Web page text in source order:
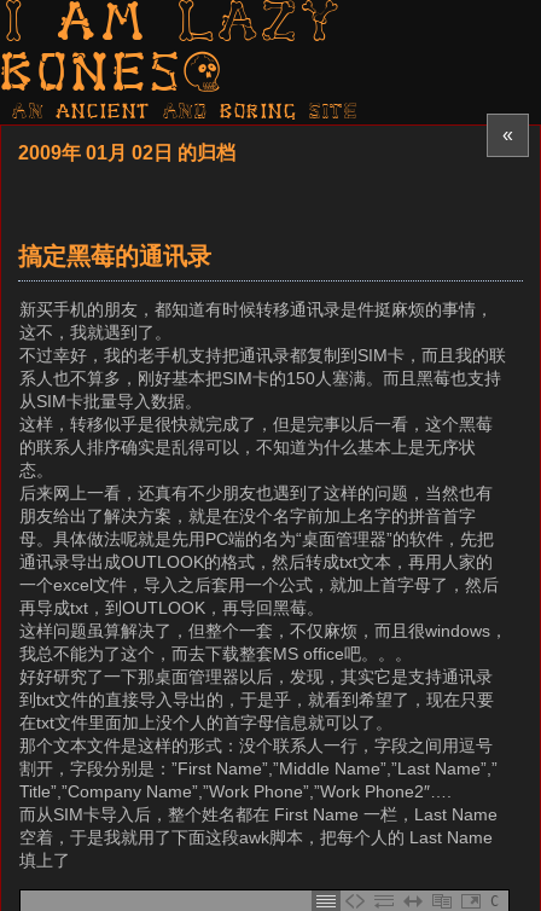
I am LAZY
bones?
AN ancient AND boring SITE
«
2009年 01月 02日 的归档
搞定黑莓的通讯录
新买手机的朋友，都知道有时候转移通讯录是件挺麻烦的事情，
这不，我就遇到了。
不过幸好，我的老手机支持把通讯录都复制到SIM卡，而且我的联
系人也不算多，刚好基本把SIM卡的150人塞满。而且黑莓也支持
从SIM卡批量导入数据。
这样，转移似乎是很快就完成了，但是完事以后一看，这个黑莓
的联系人排序确实是乱得可以，不知道为什么基本上是无序状
态。
后来网上一看，还真有不少朋友也遇到了这样的问题，当然也有
朋友给出了解决方案，就是在没个名字前加上名字的拼音首字
母。具体做法呢就是先用PC端的名为“桌面管理器”的软件，先把
通讯录导出成OUTLOOK的格式，然后转成txt文本，再用人家的
一个excel文件，导入之后套用一个公式，就加上首字母了，然后
再导成txt，到OUTLOOK，再导回黑莓。
这样问题虽算解决了，但整个一套，不仅麻烦，而且很windows，
我总不能为了这个，而去下载整套MS office吧。。。
好好研究了一下那桌面管理器以后，发现，其实它是支持通讯录
到txt文件的直接导入导出的，于是乎，就看到希望了，现在只要
在txt文件里面加上没个人的首字母信息就可以了。
那个文本文件是这样的形式：没个联系人一行，字段之间用逗号
割开，字段分别是：”First Name”,”Middle Name”,”Last Name”,”
Title”,”Company Name”,”Work Phone”,”Work Phone2″….
而从SIM卡导入后，整个姓名都在 First Name 一栏，Last Name
空着，于是我就用了下面这段awk脚本，把每个人的 Last Name
填上了
C